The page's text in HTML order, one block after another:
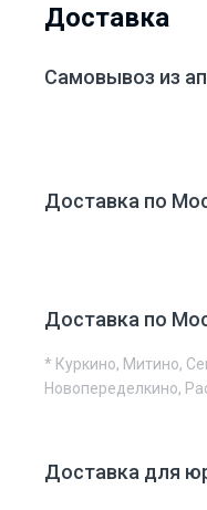
Доставка
Самовывоз из
Доставка по
Доставка по
* Куркино, Митино,
Новопеределкино,
Доставка для